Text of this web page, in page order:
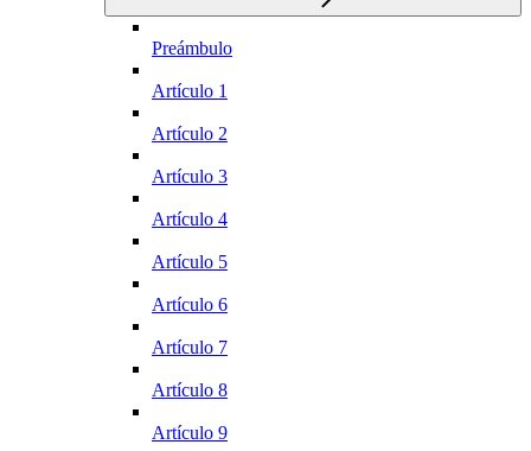
Preámbulo
Artículo 1
Artículo 2
Artículo 3
Artículo 4
Artículo 5
Artículo 6
Artículo 7
Artículo 8
Artículo 9